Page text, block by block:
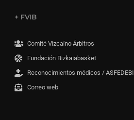
+ FVIB
Comité Vizcaíno Árbitros
Fundación Bizkaiabasket
Reconocimientos médicos / ASFEDEBI
Correo web